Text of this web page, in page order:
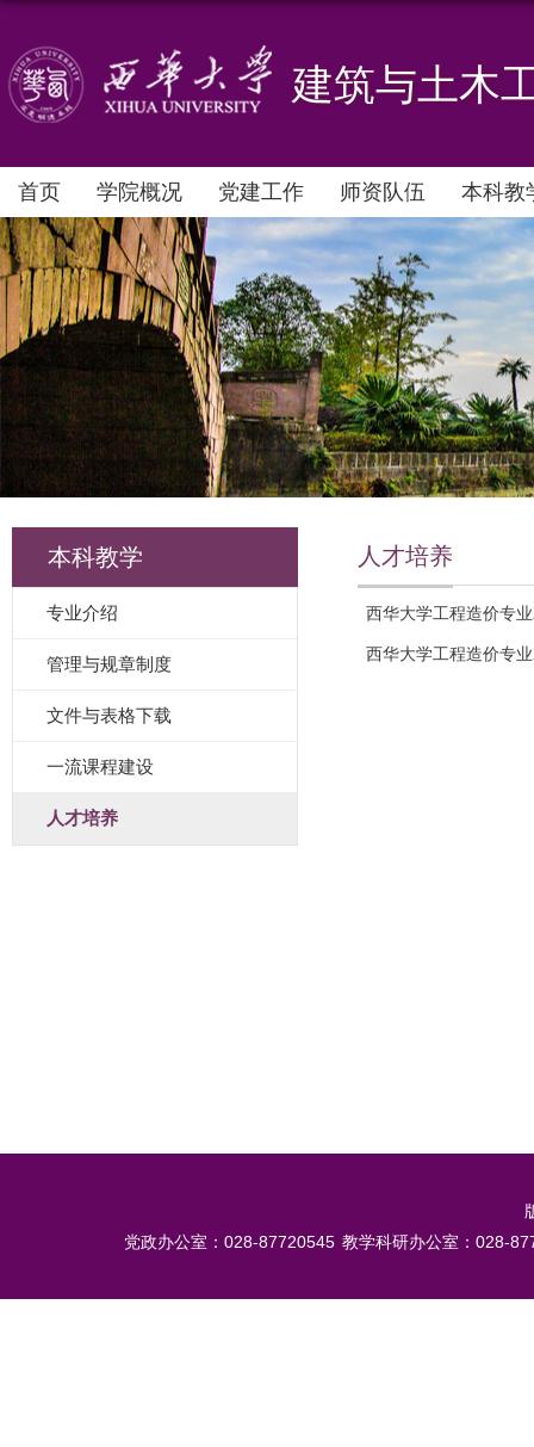
建筑与土木
首页 学院概况 党建工作 师资队伍 本科教
本科教学
专业介绍
管理与规章制度
文件与表格下载
一流课程建设
人才培养
人才培养
西华大学工程造价专
西华大学工程造价专
党政办公室：028-87720545 教学科研办公室：028-